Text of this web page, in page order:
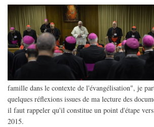
famille dans le contexte de l'évangélisation", je
quelques réflexions issues de ma lecture des
il faut rappeler qu'il constitue un point d'étape
2015.